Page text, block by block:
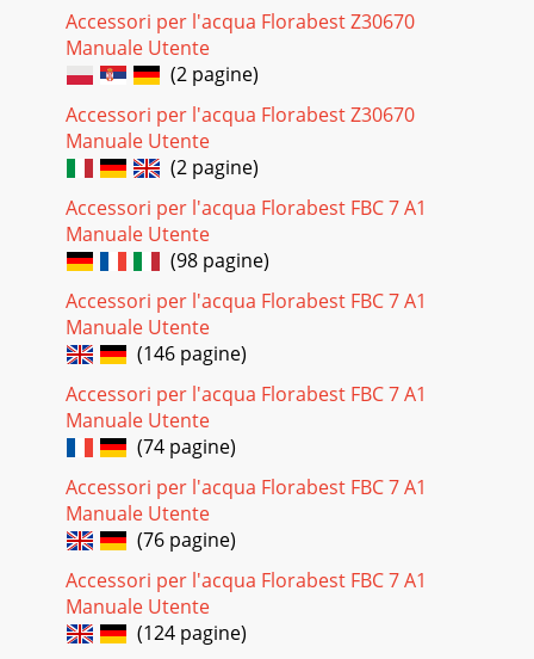
Accessori per l'acqua Florabest Z30670
Manuale Utente
(2 pagine)
Accessori per l'acqua Florabest Z30670
Manuale Utente
(2 pagine)
Accessori per l'acqua Florabest FBC 7 A1
Manuale Utente
(98 pagine)
Accessori per l'acqua Florabest FBC 7 A1
Manuale Utente
(146 pagine)
Accessori per l'acqua Florabest FBC 7 A1
Manuale Utente
(74 pagine)
Accessori per l'acqua Florabest FBC 7 A1
Manuale Utente
(76 pagine)
Accessori per l'acqua Florabest FBC 7 A1
Manuale Utente
(124 pagine)